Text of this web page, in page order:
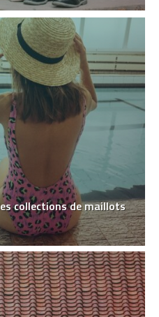
collections de maillots